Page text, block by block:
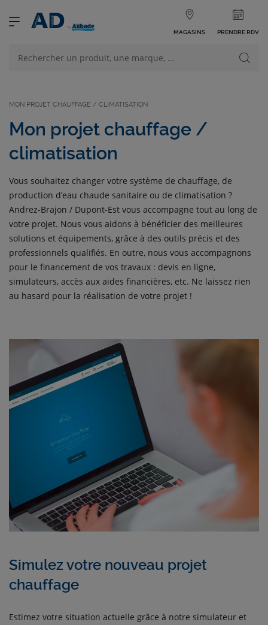
MAGASINS PRENDRE RDV
MON PROJET CHAUFFAGE / CLIMATISATION
Mon projet chauffage /
climatisation
Vous souhaitez changer votre système de chauffage, de
production d’eau chaude sanitaire ou de climatisation ?
Andrez-Brajon / Dupont-Est vous accompagne tout au long de
votre projet. Nous vous aidons à bénéficier des meilleures
solutions et équipements, grâce à des outils précis et des
professionnels qualifiés. En outre, nous vous accompagnons
pour le financement de vos travaux : devis en ligne,
simulateurs, accès aux aides financières, etc. Ne laissez rien
au hasard pour la réalisation de votre projet !
Simulez votre nouveau projet
chauffage
Estimez votre situation actuelle grâce à notre simulateur et